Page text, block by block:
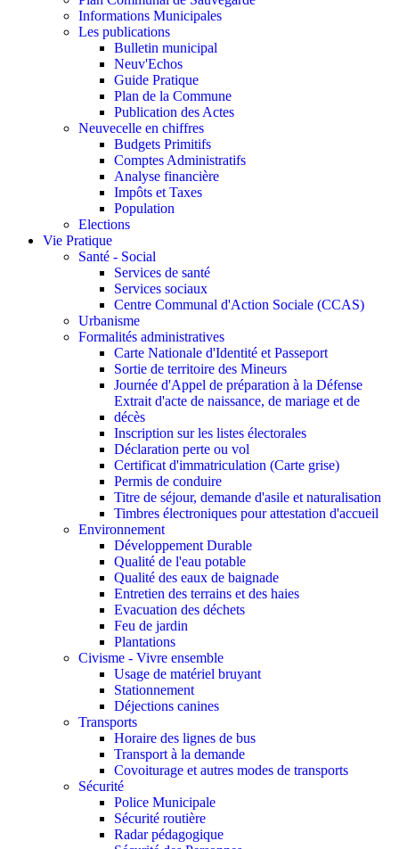
Informations Municipales
Les publications
Bulletin municipal
Neuv'Echos
Guide Pratique
Plan de la Commune
Publication des Actes
Neuvecelle en chiffres
Budgets Primitifs
Comptes Administratifs
Analyse financière
Impôts et Taxes
Population
Elections
Vie Pratique
Santé - Social
Services de santé
Services sociaux
Centre Communal d'Action Sociale (CCAS)
Urbanisme
Formalités administratives
Carte Nationale d'Identité et Passeport
Sortie de territoire des Mineurs
Journée d'Appel de préparation à la Défense
Extrait d'acte de naissance, de mariage et de
décès
Inscription sur les listes électorales
Déclaration perte ou vol
Certificat d'immatriculation (Carte grise)
Permis de conduire
Titre de séjour, demande d'asile et naturalisation
Timbres électroniques pour attestation d'accueil
Environnement
Développement Durable
Qualité de l'eau potable
Qualité des eaux de baignade
Entretien des terrains et des haies
Evacuation des déchets
Feu de jardin
Plantations
Civisme - Vivre ensemble
Usage de matériel bruyant
Stationnement
Déjections canines
Transports
Horaire des lignes de bus
Transport à la demande
Covoiturage et autres modes de transports
Sécurité
Police Municipale
Sécurité routière
Radar pédagogique